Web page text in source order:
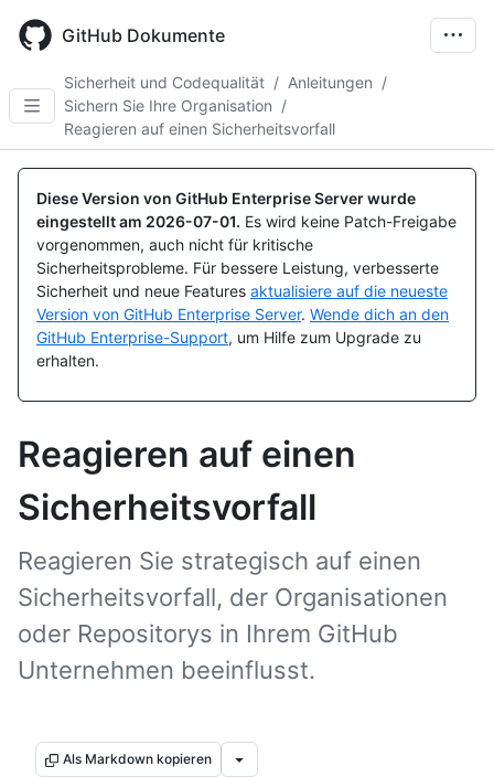
main
GitHub Dokumente
Sicherheit und Codequalität / Anleitungen /
Sichern Sie Ihre Organisation /
Reagieren auf einen Sicherheitsvorfall
Diese Version von GitHub Enterprise Server wurde
eingestellt am 2026-07-01. Es wird keine Patch-Freigabe
vorgenommen, auch nicht für kritische
Sicherheitsprobleme. Für bessere Leistung, verbesserte
Sicherheit und neue Features aktualisiere auf die neueste
Version von GitHub Enterprise Server. Wende dich an den
GitHub Enterprise-Support, um Hilfe zum Upgrade zu
erhalten.
Reagieren auf einen
Sicherheitsvorfall
Reagieren Sie strategisch auf einen
Sicherheitsvorfall, der Organisationen
oder Repositorys in Ihrem GitHub
Unternehmen beeinflusst.
Als Markdown kopieren